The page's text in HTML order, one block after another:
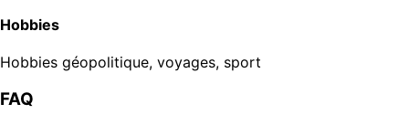
Hobbies
Hobbies géopolitique, voyages, sport
FAQ